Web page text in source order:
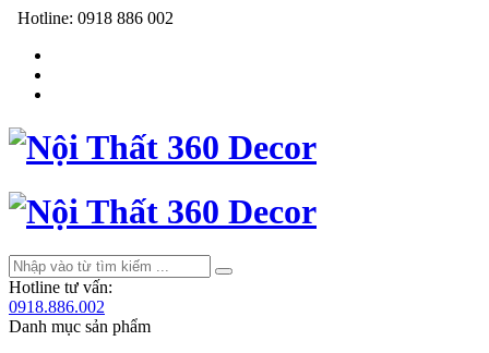
Hotline: 0918 886 002
Hotline tư vấn:
0918.886.002
Danh mục sản phẩm